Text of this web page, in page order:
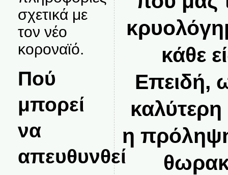
σχετικά με
τον νέο
κοροναϊό.
Πού
μπορεί
να
απευθυνθεί
κάθε
Επειδή,
καλύτερη
η